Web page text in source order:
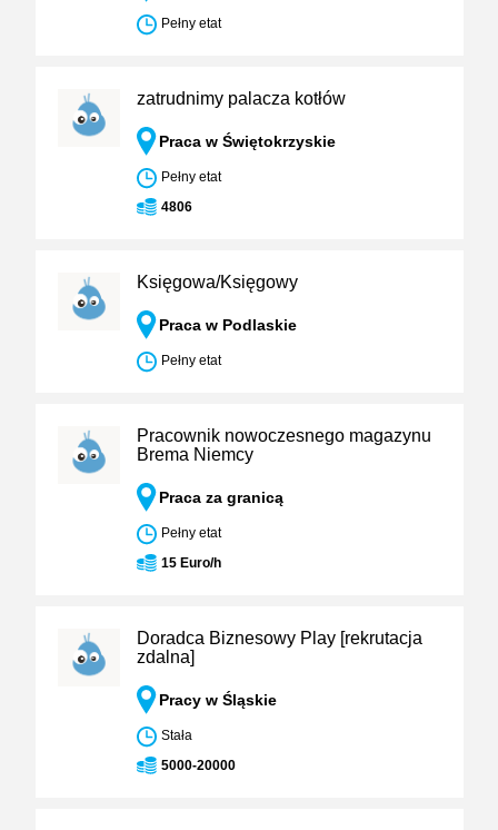
Pełny etat
zatrudnimy palacza kotłów
Praca w Świętokrzyskie
Pełny etat
4806
Księgowa/Księgowy
Praca w Podlaskie
Pełny etat
Pracownik nowoczesnego magazynu
Brema Niemcy
Praca za granicą
Pełny etat
15 Euro/h
Doradca Biznesowy Play [rekrutacja
zdalna]
Pracy w Śląskie
Stała
5000-20000